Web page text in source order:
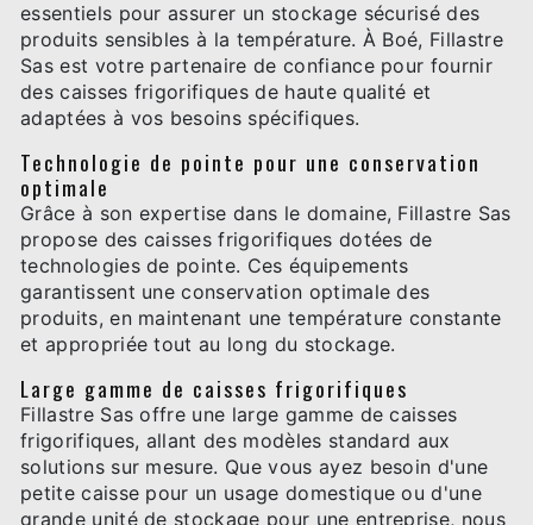
essentiels pour assurer un stockage sécurisé des
produits sensibles à la température. À Boé, Fillastre
Sas est votre partenaire de confiance pour fournir
des caisses frigorifiques de haute qualité et
adaptées à vos besoins spécifiques.
Technologie de pointe pour une conservation
optimale
Grâce à son expertise dans le domaine, Fillastre Sas
propose des caisses frigorifiques dotées de
technologies de pointe. Ces équipements
garantissent une conservation optimale des
produits, en maintenant une température constante
et appropriée tout au long du stockage.
Large gamme de caisses frigorifiques
Fillastre Sas offre une large gamme de caisses
frigorifiques, allant des modèles standard aux
solutions sur mesure. Que vous ayez besoin d'une
petite caisse pour un usage domestique ou d'une
grande unité de stockage pour une entreprise, nous